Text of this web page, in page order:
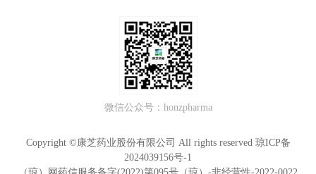
微信公众号：honzpharma
Copyright ©康芝药业股份有限公司 All rights reserved 琼ICP备
2024039156号-1